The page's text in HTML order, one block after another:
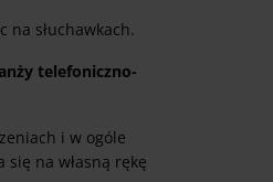
słuchawkach.
telefoniczno-
i w ogóle
na własną rękę